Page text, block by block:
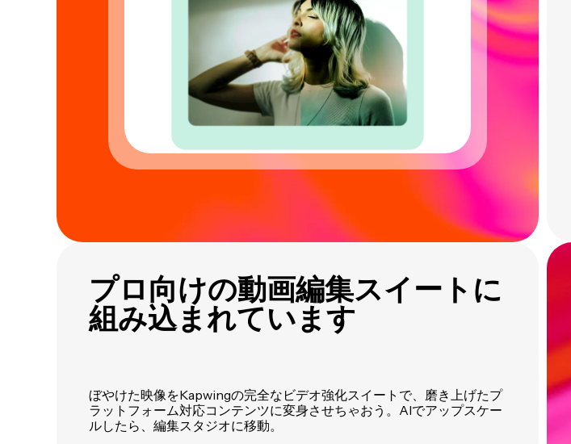
プロ向けの動画編集スイートに
組み込まれています
ぼやけた映像をKapwingの完全なビデオ強化スイートで、磨き上げたプ
ラットフォーム対応コンテンツに変身させちゃおう。AIでアップスケー
ルしたら、編集スタジオに移動。